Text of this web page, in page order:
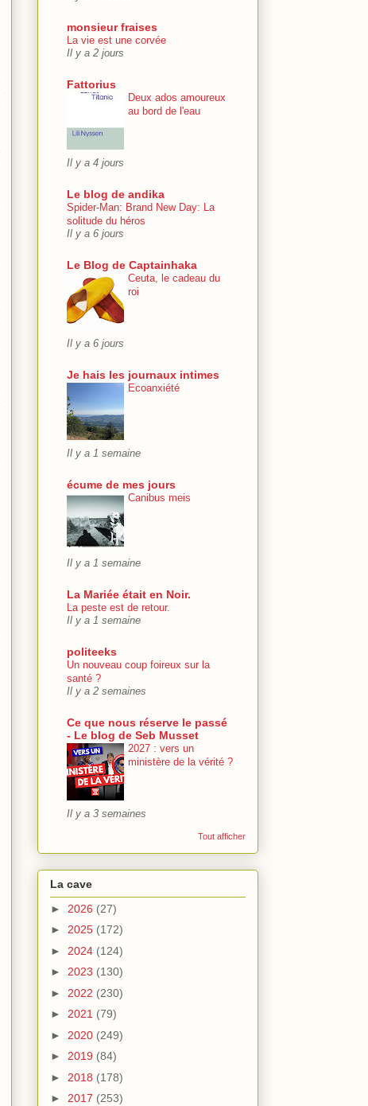
monsieur fraises
La vie est une corvée
Il y a 2 jours
Fattorius
Deux ados amoureux
au bord de l'eau
Il y a 4 jours
Le blog de andika
Spider-Man: Brand New Day: La
solitude du héros
Il y a 6 jours
Le Blog de Captainhaka
Ceuta, le cadeau du
roi
Il y a 6 jours
Je hais les journaux intimes
Ecoanxiété
Il y a 1 semaine
écume de mes jours
Canibus meis
Il y a 1 semaine
La Mariée était en Noir.
La peste est de retour.
Il y a 1 semaine
politeeks
Un nouveau coup foireux sur la
santé ?
Il y a 2 semaines
Ce que nous réserve le passé
- Le blog de Seb Musset
2027 : vers un
ministère de la vérité ?
Il y a 3 semaines
Tout afficher
La cave
► 2026 (27)
► 2025 (172)
► 2024 (124)
► 2023 (130)
► 2022 (230)
► 2021 (79)
► 2020 (249)
► 2019 (84)
► 2018 (178)
► 2017 (253)